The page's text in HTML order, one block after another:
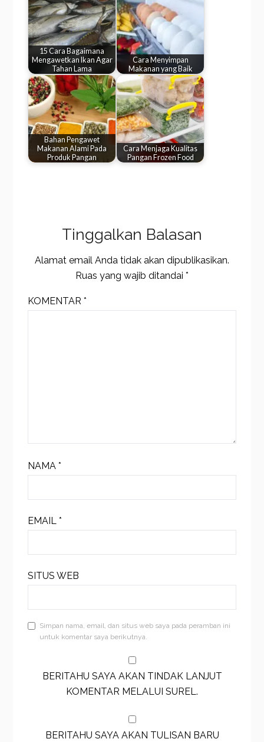
15 Cara Bagaimana
Mengawetkan Ikan Agar
Tahan Lama
Cara Menyimpan
Makanan yang Baik
Bahan Pengawet
Makanan Alami Pada
Produk Pangan
Cara Menjaga Kualitas
Pangan Frozen Food
Tinggalkan Balasan
Alamat email Anda tidak akan dipublikasikan.
Ruas yang wajib ditandai *
KOMENTAR*
NAMA*
EMAIL*
SITUS WEB
Simpan nama, email, dan situs web saya pada peramban ini
untuk komentar saya berikutnya.
BERITAHU SAYA AKAN TINDAK LANJUT
KOMENTAR MELALUI SUREL.
BERITAHU SAYA AKAN TULISAN BARU